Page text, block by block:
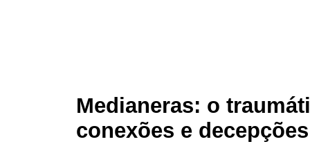
Medianeras: o
conexões e